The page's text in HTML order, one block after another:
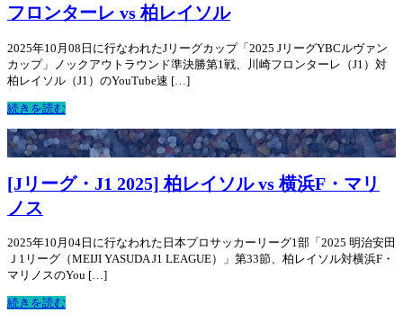
フロンターレ vs 柏レイソル
2025年10月08日に行なわれたJリーグカップ「2025 JリーグYBCルヴァン
カップ」ノックアウトラウンド準決勝第1戦、川崎フロンターレ（J1）対
柏レイソル（J1）のYouTube速 […]
続きを読む
[Jリーグ・J1 2025] 柏レイソル vs 横浜F・マリ
ノス
2025年10月04日に行なわれた日本プロサッカーリーグ1部「2025 明治安田
Ｊ1リーグ（MEIJI YASUDA J1 LEAGUE）」第33節、柏レイソル対横浜F・
マリノスのYou […]
続きを読む